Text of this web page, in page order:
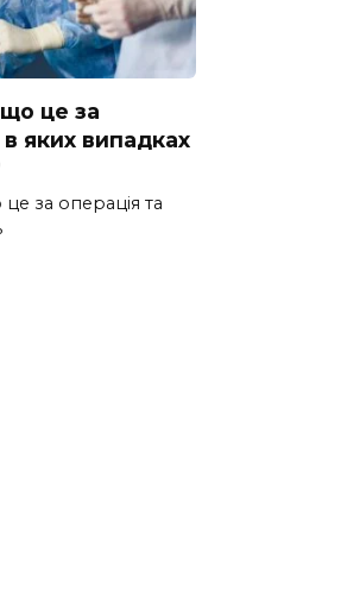
це за
яких випадках
за операція та